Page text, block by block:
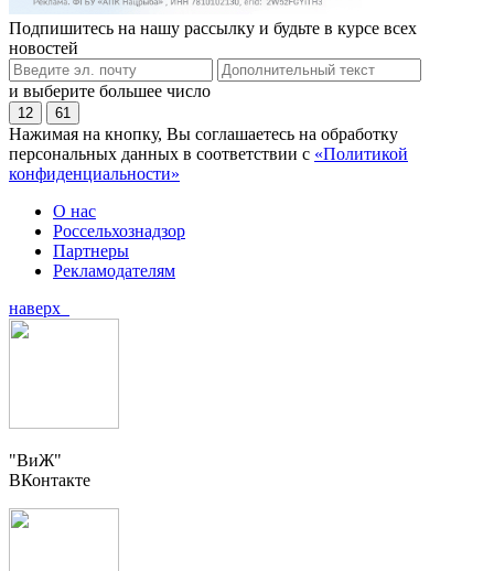
Подпишитесь на нашу рассылку и будьте в курсе всех
новостей
и выберите большее число
12 61
Нажимая на кнопку, Вы соглашаетесь на обработку
персональных данных в соответствии с «Политикой
конфиденциальности»
О нас
Россельхознадзор
Партнеры
Рекламодателям
наверх
"ВиЖ"
ВКонтакте